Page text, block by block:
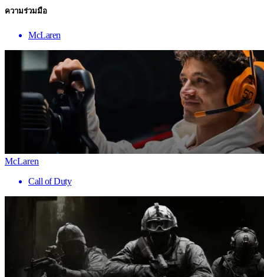
ความร่วมมือ
McLaren
McLaren
Call of Duty